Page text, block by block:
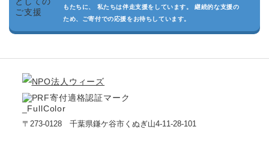
もたちに、 私たちは伴走支援をしています。 継続的な支援の
ため、ご寄付での応援をお待ちしています。
〒273-0128 千葉県鎌ケ谷市くぬぎ山4-11-28-101